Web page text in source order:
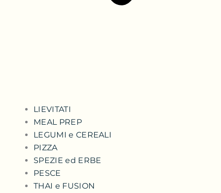
LIEVITATI
MEAL PREP
LEGUMI e CEREALI
PIZZA
SPEZIE ed ERBE
PESCE
THAI e FUSION